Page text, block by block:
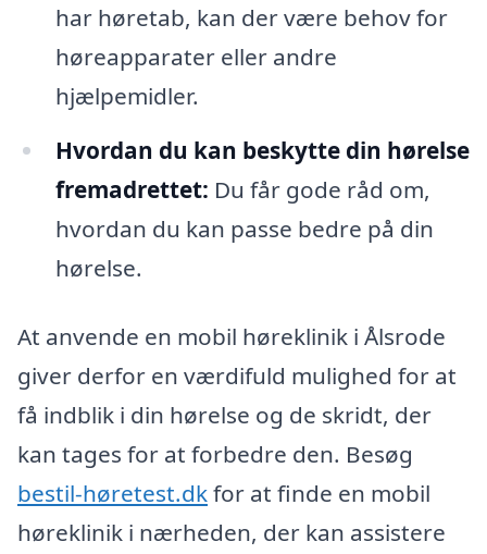
har høretab, kan der være behov for
høreapparater eller andre
hjælpemidler.
Hvordan du kan beskytte din hørelse
fremadrettet: Du får gode råd om,
hvordan du kan passe bedre på din
hørelse.
At anvende en mobil høreklinik i Ålsrode
giver derfor en værdifuld mulighed for at
få indblik i din hørelse og de skridt, der
kan tages for at forbedre den. Besøg
bestil-høretest.dkfor at finde en mobil
høreklinik i nærheden, der kan assistere